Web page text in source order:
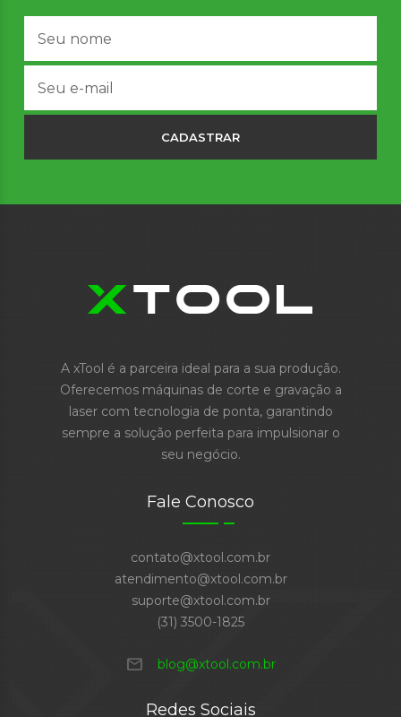
CADASTRAR
A xTool é a parceira ideal para a sua produção.
Oferecemos máquinas de corte e gravação a
laser com tecnologia de ponta, garantindo
sempre a solução perfeita para impulsionar o
seu negócio.
Fale Conosco
contato@xtool.com.br
atendimento@xtool.com.br
suporte@xtool.com.br
(31) 3500-1825
mail blog@xtool.com.br
Redes Sociais